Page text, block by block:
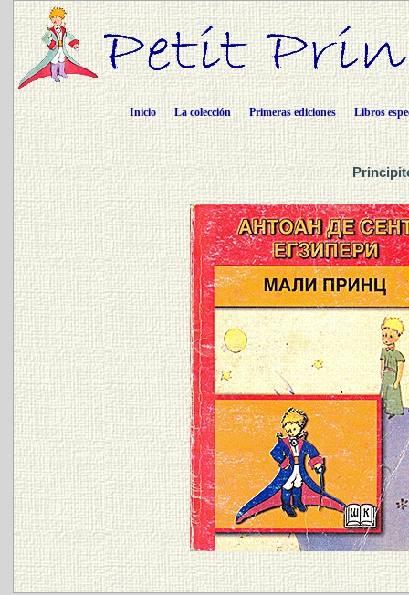
Inicio La colección Primeras ediciones Libros